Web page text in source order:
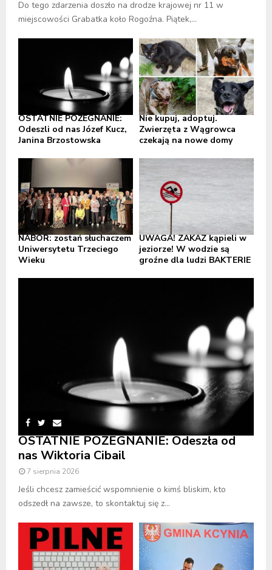
Do tego zdarzenia doszło na drodze krajowej nr 11 w
miejscowości Grabatka koło Rogoźna. Piątek,...
OSTATNIE POŻEGNANIE:
Odeszli od nas Józef Kucz,
Janina Brzostowska
Nie kupuj, adoptuj.
Zwierzęta z Wągrowca
czekają na nowe domy
NABÓR: zostań słuchaczem
Uniwersytetu Trzeciego
Wieku
UWAGA! ZAKAZ kąpieli w
jeziorze! W wodzie są
groźne dla ludzi BAKTERIE
OSTATNIE POŻEGNANIE: Odeszła od
nas Wiktoria Cibail
7 sierpnia 2026
Jeśli chcesz zamieścić wspomnienie o kimś bliskim, kto
odszedł na zawsze, to skontaktuj się z...